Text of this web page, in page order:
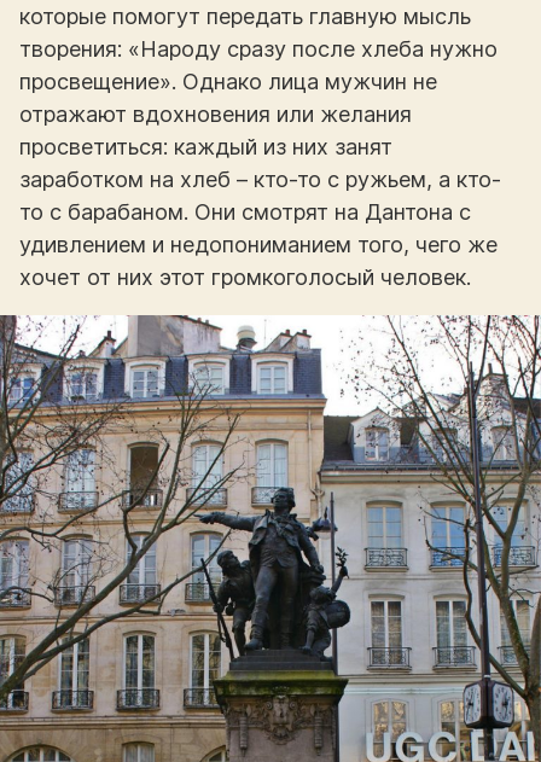
которые помогут передать главную мысль
творения: «Народу сразу после хлеба нужно
просвещение». Однако лица мужчин не
отражают вдохновения или желания
просветиться: каждый из них занят
заработком на хлеб – кто-то с ружьем, а кто-
то с барабаном. Они смотрят на Дантона с
удивлением и недопониманием того, чего же
хочет от них этот громкоголосый человек.